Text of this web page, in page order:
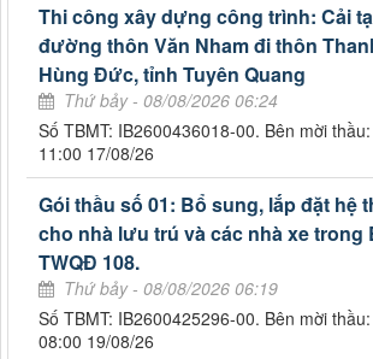
Thi công xây dựng công trình: Cải
đường thôn Văn Nham đi thôn
Hùng Đức, tỉnh Tuyên Quang
Thứ bảy - 08/08/2026 06:24
Số TBMT: IB2600436018-00. Bên mời
11:00 17/08/26
Gói thầu số 01: Bổ sung, lắp đặt hệ
cho nhà lưu trú và các nhà xe trong
TWQĐ 108.
Thứ bảy - 08/08/2026 06:19
Số TBMT: IB2600425296-00. Bên mời
08:00 19/08/26